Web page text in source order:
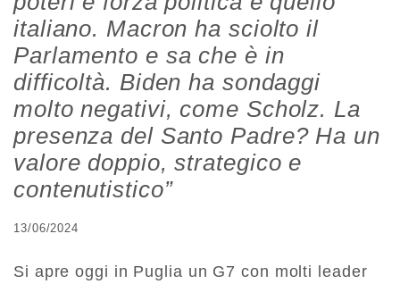
italiano. Macron ha sciolto il
Parlamento e sa che è in
difficoltà. Biden ha sondaggi
molto negativi, come Scholz. La
presenza del Santo Padre? Ha un
valore doppio, strategico e
contenutistico”
13/06/2024
Si apre oggi in Puglia un G7 con molti leader